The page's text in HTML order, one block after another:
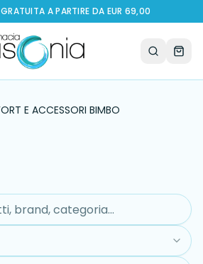
A PARTIRE DA EUR 69,00
E ACCESSORI BIMBO